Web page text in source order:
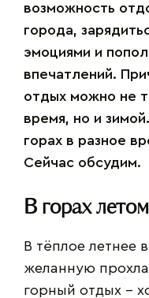
возможность
города,
эмоциями и
впечатлений.
отдых можно не
время, но и
горах в разное
Сейчас обсудим.
В горах летом
В тёплое летнее
желанную
горный отдых –